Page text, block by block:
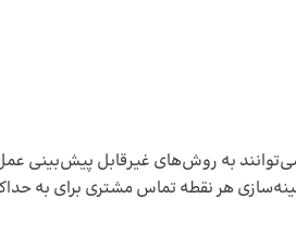
به روش‌های غیرقابل پیش‌بینی
هر نقطه تماس مشتری برای به